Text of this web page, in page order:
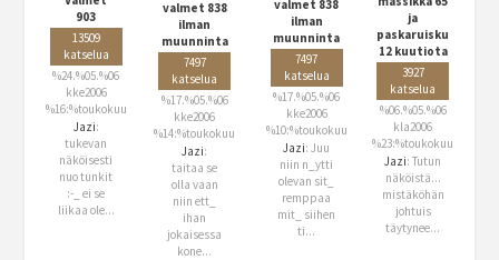
903
13509
katselua
%24.%05.%06
kke2006
%16:%toukokuu
Jazi:
tukevan
näköisesti
nuo tunkit
:-_ ei se
liikaa ole...
valmet 838
ilman
muunninta
7497
katselua
%17.%05.%06
kke2006
%14:%toukokuu
Jazi:
taitaa se
olla vaan
niin ett_
ihan
jokaisessa
kone...
valmet 838
ilman
muunninta
7497
katselua
%17.%05.%06
kke2006
%10:%toukokuu
Jazi: Juu
niin n_ytti
olevan sit_
remppaa
mit_ siihen
ti...
ja
paskaruisku
12 kuutiota
3927
katselua
%06.%05.%06
kla2006
%23:%toukokuu
Jazi: Tutun
näköistä...
mistäköhän
johtuis
täytynee...